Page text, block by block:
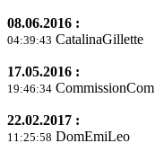
08.06.2016 :
04:39:43 CatalinaGillette
17.05.2016 :
19:46:34 CommissionCom
22.02.2017 :
11:25:58 DomEmiLeo